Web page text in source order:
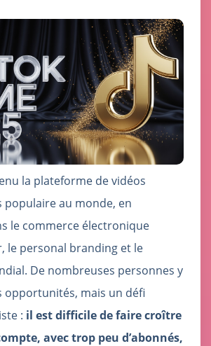
la plateforme de vidéos
populaire au monde, en
le commerce électronique
le personal branding et le
De nombreuses personnes y
opportunités, mais un défi
: il est difficile de faire croître
avec trop peu d’abonnés,